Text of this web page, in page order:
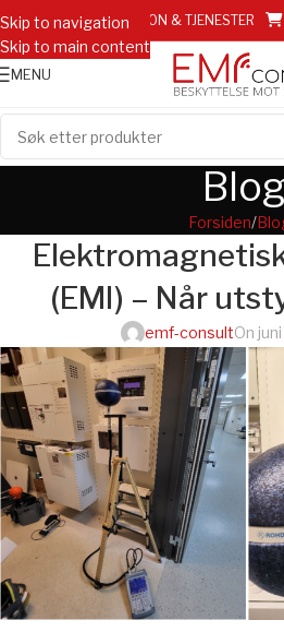
Skip to navigation
Skip to main content
EMF INFORMASJON & TJENESTER
MENU
Blog
Forsiden
(EMI) – Når
emf-consultOn